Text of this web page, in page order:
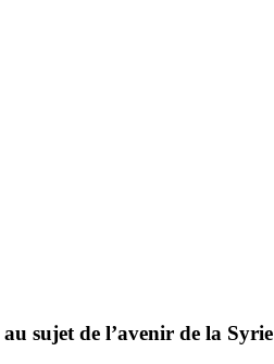
sujet de l’avenir de la Syrie